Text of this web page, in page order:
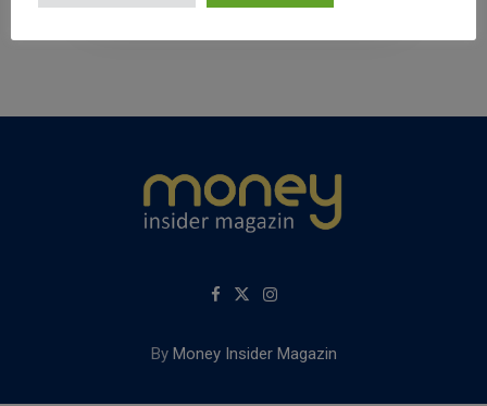
By Money Insider Magazin